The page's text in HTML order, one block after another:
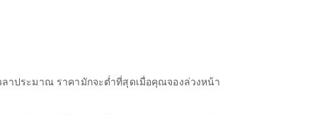
ลาประมาณ ราคามักจะต่ำที่สุดเมื่อคุณจองล่วงหน้า